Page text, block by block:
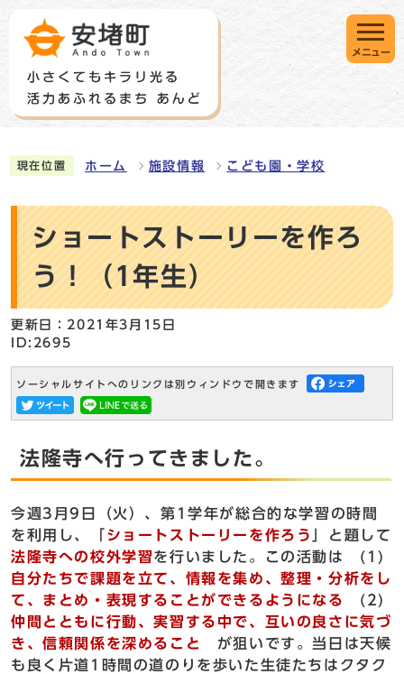
メニュー
現在位置 ホーム 施設情報 こども園・学校
ショートストーリーを作ろ
う！（1年生）
更新日：2021年3月15日
ID:2695
ソーシャルサイトへのリンクは別ウィンドウで開きます
法隆寺へ行ってきました。
今週3月9日（火）、第1学年が総合的な学習の時間
を利用し、「 ショートストーリーを作ろう
」と題して
法隆寺への校外学習を行いました。この活動は (1)
自分たちで課題を立て、情報を集め、整理・分析をし
て、まとめ・表現することができるようになる (2)
仲間とともに行動、実習する中で、互いの良さに気づ
き、信頼関係を深めること
が狙いです。当日は天候
も良く片道1時間の道のりを歩いた生徒たちはクタク